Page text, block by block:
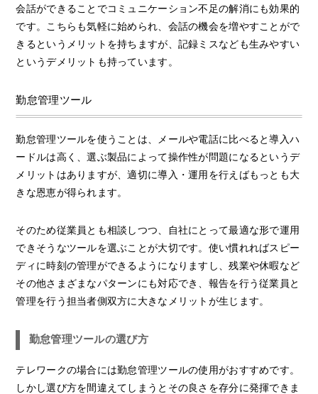
会話ができることでコミュニケーション不足の解消にも効果的
です。こちらも気軽に始められ、会話の機会を増やすことがで
きるというメリットを持ちますが、記録ミスなども生みやすい
というデメリットも持っています。
勤怠管理ツール
勤怠管理ツールを使うことは、メールや電話に比べると導入ハ
ードルは高く、選ぶ製品によって操作性が問題になるというデ
メリットはありますが、適切に導入・運用を行えばもっとも大
きな恩恵が得られます。
そのため従業員とも相談しつつ、自社にとって最適な形で運用
できそうなツールを選ぶことが大切です。使い慣れればスピー
ディに時刻の管理ができるようになりますし、残業や休暇など
その他さまざまなパターンにも対応でき、報告を行う従業員と
管理を行う担当者側双方に大きなメリットが生じます。
勤怠管理ツールの選び方
テレワークの場合には勤怠管理ツールの使用がおすすめです。
しかし選び方を間違えてしまうとその良さを存分に発揮できま